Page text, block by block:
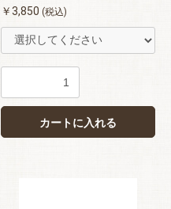
￥3,850 (税込)
カートに入れる